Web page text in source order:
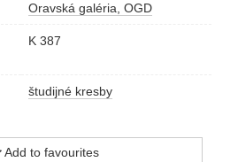
Oravská galéria, OGD
K 387
študijné kresby
Add to favourites